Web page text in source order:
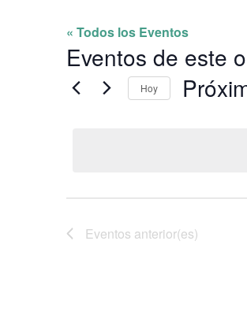
« Todos los Eventos
Eventos de este
Hoy
Eventos anterior(es)